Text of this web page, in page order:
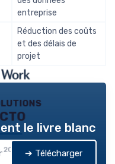
entreprise
Réduction des coûts
et des délais de
projet
le livre blanc
➔ Télécharger